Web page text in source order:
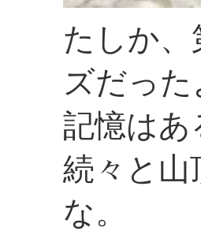
たしか
ズだっ
記憶はあ
続々と山
な。